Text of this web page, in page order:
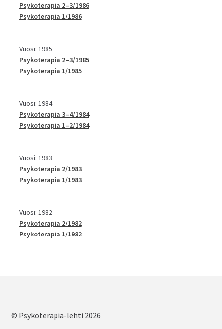
Psykoterapia 2–3/1986
Psykoterapia 1/1986
Vuosi: 1985
Psykoterapia 2–3/1985
Psykoterapia 1/1985
Vuosi: 1984
Psykoterapia 3–4/1984
Psykoterapia 1–2/1984
Vuosi: 1983
Psykoterapia 2/1983
Psykoterapia 1/1983
Vuosi: 1982
Psykoterapia 2/1982
Psykoterapia 1/1982
© Psykoterapia-lehti 2026